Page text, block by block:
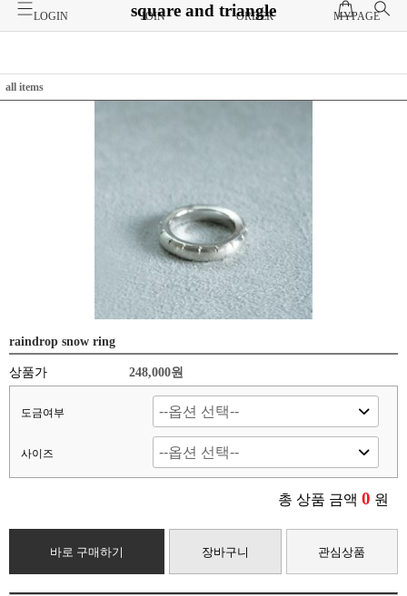
LOGIN JOIN ORDER MYPAGE
square and triangle
all items
raindrop snow ring
상품가 248,000원
도금여부
사이즈
총 상품 금액 0 원
바로 구매하기 장바구니 관심상품